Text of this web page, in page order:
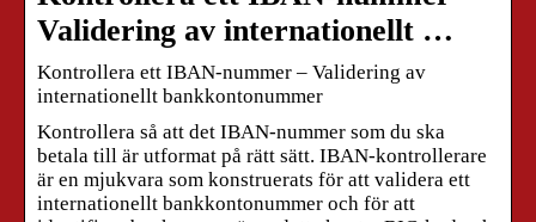
Validering av internationellt …
Kontrollera ett IBAN-nummer – Validering av
internationellt bankkontonummer
Kontrollera så att det IBAN-nummer som du ska
betala till är utformat på rätt sätt. IBAN-kontrollerare
är en mjukvara som konstruerats för att validera ett
internationellt bankkontonummer och för att